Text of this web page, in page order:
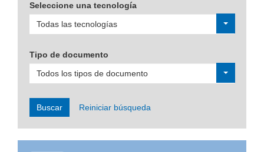
Seleccione una tecnología
Todas las tecnologías
Tipo de documento
Todos los tipos de documento
Buscar Reiniciar búsqueda